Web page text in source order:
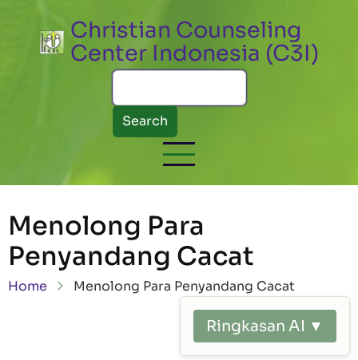
Christian Counseling
Center Indonesia (C3I)
Search
Menolong Para
Penyandang Cacat
Breadcrumb
Home Menolong Para Penyandang Cacat
Ringkasan AI ▼